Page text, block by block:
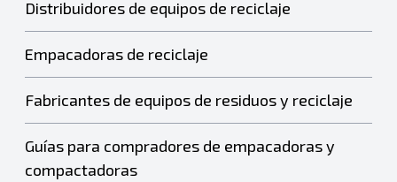
Distribuidores de equipos de reciclaje
Empacadoras de reciclaje
Fabricantes de equipos de residuos y reciclaje
Guías para compradores de empacadoras y
compactadoras